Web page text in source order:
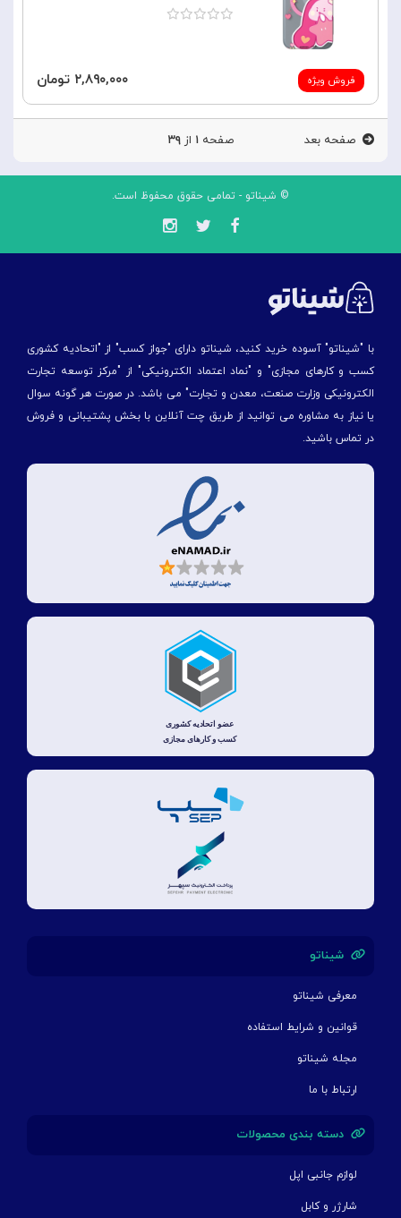
فروش ویژه ۲,۸۹۰,۰۰۰ تومان
صفحه بعد صفحه۱ از۳۹
© شیناتو - تمامی حقوق محفوظ است.
با "شیناتو" آسوده خرید کنید، شیناتو دارای "جواز کسب" از "اتحادیه کشوری
کسب و کارهای مجازی" و "نماد اعتماد الکترونیکی" از "مركز توسعه تجارت
الكترونیكی وزارت صنعت، معدن و تجارت" می باشد. در صورت هر گونه سوال
یا نیاز به مشاوره می توانید از طریق چت آنلاین با بخش پشتیبانی و فروش
در تماس باشید.
شیناتو
معرفی شیناتو
قوانین و شرایط استفاده
مجله شیناتو
ارتباط با ما
دسته بندی محصولات
لوازم جانبی اپل
شارژر و کابل